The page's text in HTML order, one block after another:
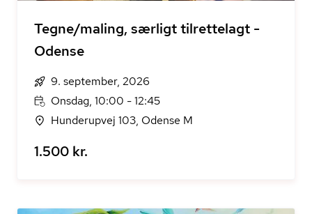
Tegne/maling, særligt tilrettelagt -
Odense
9. september, 2026
Onsdag, 10:00 - 12:45
Hunderupvej 103, Odense M
1.500 kr.